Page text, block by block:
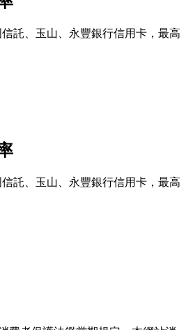
託、玉山、永豐銀行信用卡，最高
託、玉山、永豐銀行信用卡，最高